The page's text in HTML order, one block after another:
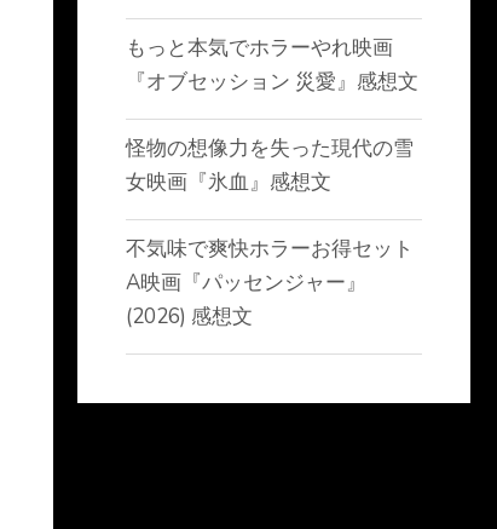
もっと本気でホラーやれ映画
『オブセッション 災愛』感想文
怪物の想像力を失った現代の雪
女映画『氷血』感想文
不気味で爽快ホラーお得セット
A映画『パッセンジャー』
(2026) 感想文